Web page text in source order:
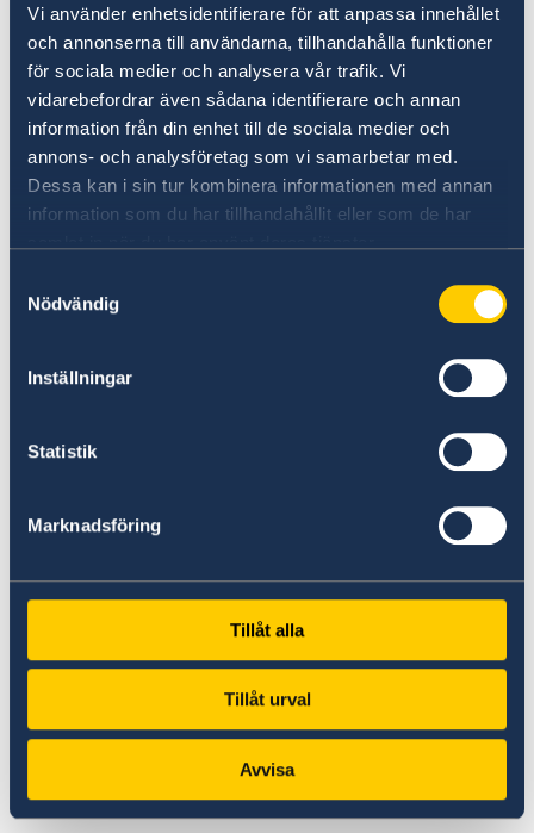
Vi använder enhetsidentifierare för att anpassa innehållet
och annonserna till användarna, tillhandahålla funktioner
för sociala medier och analysera vår trafik. Vi
vidarebefordrar även sådana identifierare och annan
information från din enhet till de sociala medier och
annons- och analysföretag som vi samarbetar med.
Dessa kan i sin tur kombinera informationen med annan
information som du har tillhandahållit eller som de har
Nödvändig
Inställningar
Statistik
Marknadsföring
Tillåt alla
Tillåt urval
Avvisa
klokt att ha telefon- och kortnummer
nedskrivet. Ta inte emot hjälp från
främmande personer vid bankomaten.
Kontokortsbedrägerier är relativt vanligt
förekommande. Det är därför bra att
försöka undvika att lämna ditt kort utan
uppsikt. Lämna inte heller din plånbok
eller handväska obevakad.
Undvik att åka lokaltåget (Obs ej att
förväxla med "Gautrain-tåget" se mer
nedan) mellan Johannesburg och Pretoria,
Gautrain-tåget
, som i viss utsträckning
motsvarar Arlanda-express, och anses
säkert. Gautrain går bl.a. mellan OR
Tambo-flygplatsen och Pretoria eller Park
Station i Johannesburg.